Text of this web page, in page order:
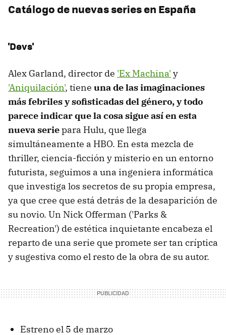
Catálogo de nuevas series en España
'Devs'
Alex Garland, director de 'Ex Machina' y
'Aniquilación', tiene una de las imaginaciones
más febriles y sofisticadas del género, y todo
parece indicar que la cosa sigue así en esta
nueva seriepara Hulu, que llega
simultáneamente a HBO. En esta mezcla de
thriller, ciencia-ficción y misterio en un entorno
futurista, seguimos a una ingeniera informática
que investiga los secretos de su propia empresa,
ya que cree que está detrás de la desaparición de
su novio. Un Nick Offerman ('Parks &
Recreation') de estética inquietante encabeza el
reparto de una serie que promete ser tan críptica
y sugestiva como el resto de la obra de su autor.
Estreno el 5 de marzo